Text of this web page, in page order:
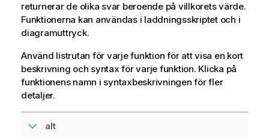
returnerar de olika svar beroende på villkorets värde.
Funktionerna kan användas i laddningsskriptet och i
diagramuttryck.
Använd listrutan för varje funktion för att visa en kort
beskrivning och syntax för varje funktion. Klicka på
funktionens namn i syntaxbeskrivningen för fler
detaljer.
alt